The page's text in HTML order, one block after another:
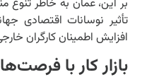
بر این، عمان به خاطر تنوع
تأثیر نوسانات اقتصادی
افزایش اطمینان کارگران
بازار کار با